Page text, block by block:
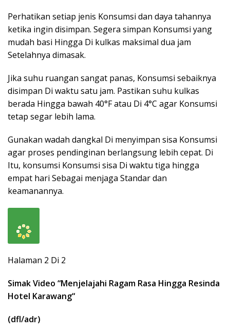
Perhatikan setiap jenis Konsumsi dan daya tahannya
ketika ingin disimpan. Segera simpan Konsumsi yang
mudah basi Hingga Di kulkas maksimal dua jam
Setelahnya dimasak.
Jika suhu ruangan sangat panas, Konsumsi sebaiknya
disimpan Di waktu satu jam. Pastikan suhu kulkas
berada Hingga bawah 40°F atau Di 4°C agar Konsumsi
tetap segar lebih lama.
Gunakan wadah dangkal Di menyimpan sisa Konsumsi
agar proses pendinginan berlangsung lebih cepat. Di
Itu, konsumsi Konsumsi sisa Di waktu tiga hingga
empat hari Sebagai menjaga Standar dan
keamanannya.
Halaman 2 Di 2
Simak Video “Menjelajahi Ragam Rasa Hingga Resinda
Hotel Karawang“
(dfl/adr)